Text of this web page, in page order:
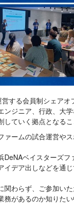
する会員制シェア
ンジニア、行政、大
ていく拠点となるこ
ァームの試合運営や
ベイスターズ
イデア出しなどを通
わらず、ご参加いた
務があるのか知りた